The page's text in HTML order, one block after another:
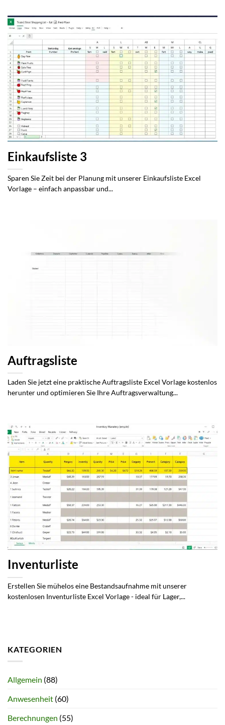
Einkaufsliste 3
Sparen Sie Zeit bei der Planung mit unserer Einkaufsliste Excel
Vorlage – einfach anpassbar und...
Auftragsliste
Laden Sie jetzt eine praktische Auftragsliste Excel Vorlage kostenlos
herunter und optimieren Sie Ihre Auftragsverwaltung...
Inventurliste
Erstellen Sie mühelos eine Bestandsaufnahme mit unserer
kostenlosen Inventurliste Excel Vorlage - ideal für Lager,...
KATEGORIEN
Allgemein (88)
Anwesenheit (60)
Berechnungen (55)